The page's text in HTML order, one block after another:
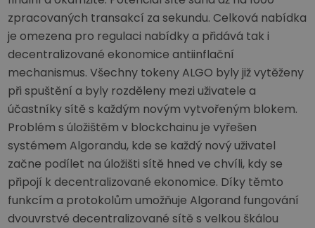
zpracovaných transakcí za sekundu. Celková nabídka
je omezena pro regulaci nabídky a přidává tak i
decentralizované ekonomice antiinflační
mechanismus. Všechny tokeny ALGO byly již vytěženy
při spuštění a byly rozděleny mezi uživatele a
účastníky sítě s každým novým vytvořeným blokem.
Problém s úložištěm v blockchainu je vyřešen
systémem Algorandu, kde se každý nový uživatel
začne podílet na úložišti sítě hned ve chvíli, kdy se
připojí k decentralizované ekonomice. Díky těmto
funkcím a protokolům umožňuje Algorand fungování
dvouvrstvé decentralizované sítě s velkou škálou